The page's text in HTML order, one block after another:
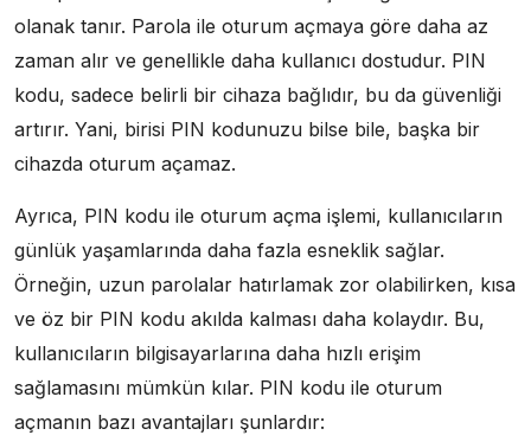
olanak tanır. Parola ile oturum açmaya göre daha az
zaman alır ve genellikle daha kullanıcı dostudur. PIN
kodu, sadece belirli bir cihaza bağlıdır, bu da güvenliği
artırır. Yani, birisi PIN kodunuzu bilse bile, başka bir
cihazda oturum açamaz.
Ayrıca, PIN kodu ile oturum açma işlemi, kullanıcıların
günlük yaşamlarında daha fazla esneklik sağlar.
Örneğin, uzun parolalar hatırlamak zor olabilirken, kısa
ve öz bir PIN kodu akılda kalması daha kolaydır. Bu,
kullanıcıların bilgisayarlarına daha hızlı erişim
sağlamasını mümkün kılar. PIN kodu ile oturum
açmanın bazı avantajları şunlardır: